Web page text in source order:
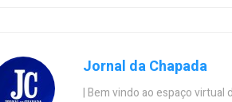
Jornal da Chapada
| Bem vindo ao espaço virtual